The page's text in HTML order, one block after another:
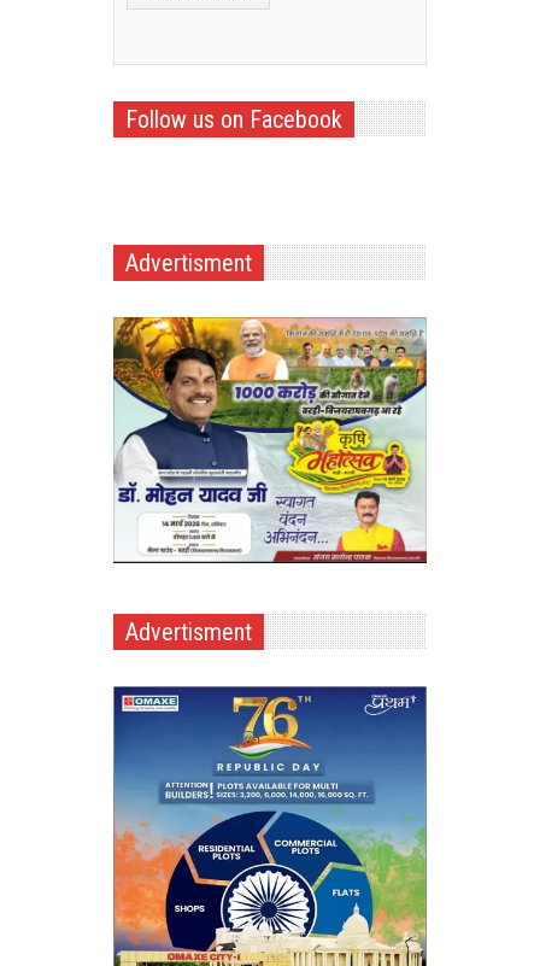
Follow us on Facebook
Advertisment
Advertisment